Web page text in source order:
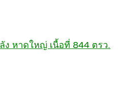
หาดใหญ่ เนื้อที่ 844 ตรว.